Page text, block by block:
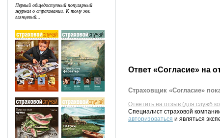
Первый общедоступный популярный
журнал о страховании. К тому же,
глянцевый...
Ответ «Согласие» на
Страховщик «Согласие»
Ответить на отзыв (для служб
Специалист страховой
авторизоваться и являться